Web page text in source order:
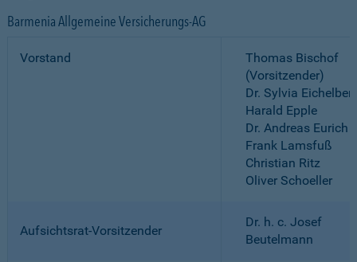
Barmenia Allgemeine Versicherungs-AG
Vorstand
Thomas Bischof
(Vorsitzender)
Dr. Sylvia
Harald Epple
Dr. Andreas Eurich
Frank Lamsfuß
Christian Ritz
Oliver Schoeller
Aufsichtsrat-Vorsitzender
Dr. h. c. Josef
Beutelmann